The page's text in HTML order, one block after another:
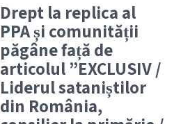
Drept la replica al
PPA și comunității
păgâne față de
articolul ”EXCLUSIV /
Liderul sataniștilor
din România,